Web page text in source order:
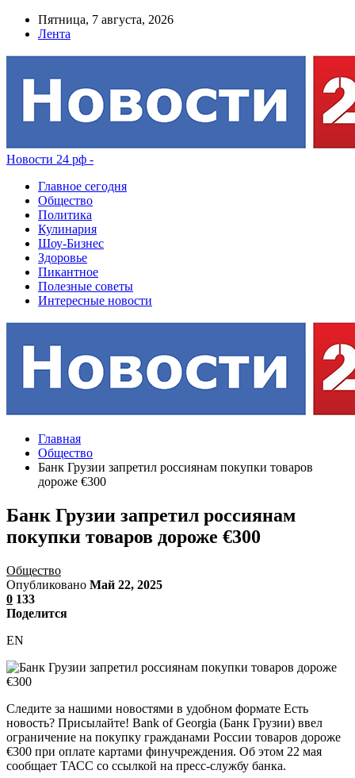
Пятница, 7 августа, 2026
Лента
Новости 24 рф -
Главное сегодня
Общество
Политика
Кулинария
Шоу-Бизнес
Здоровье
Пикантное
Полезные советы
Интересные новости
Главная
Общество
Банк Грузии запретил россиянам покупки товаров
дороже €300
Банк Грузии запретил россиянам
покупки товаров дороже €300
Общество
Опубликовано Май 22, 2025
0 133
Поделится
EN
Следите за нашими новостями в удобном формате Есть
новость? Присылайте! Bank of Georgia (Банк Грузии) ввел
ограничение на покупку гражданами России товаров дороже
€300 при оплате картами финучреждения. Об этом 22 мая
сообщает ТАСС со ссылкой на пресс-службу банка.